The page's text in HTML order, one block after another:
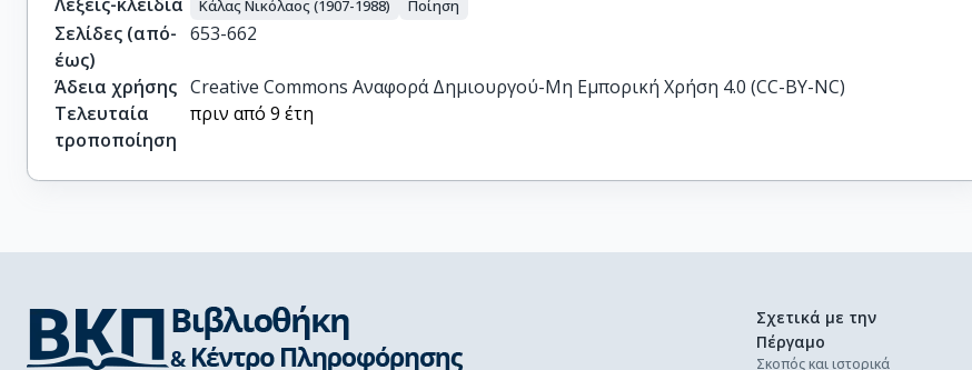
Κάλας Νικόλαος (1907-1988) Ποίηση
Σελίδες (από-
έως)
653-662
Άδεια χρήσης Creative Commons Αναφορά Δημιουργού-Μη Εμπορική Χρήση 4.0 (CC-BY-NC)
Τελευταία
τροποποίηση
πριν από 9 έτη
Σχετικά με την
Πέργαμο
Σκοπός και ιστορικά